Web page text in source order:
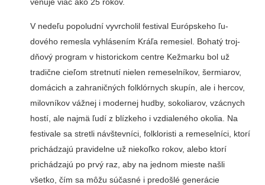
ve­nuje viac ako 25 rokov.
V nedeľu popoludní vyvr­cholil festival Európskeho ľu­
dového remesla vyhlásením Kráľa remesiel. Bohatý troj­
dňový program v historic­kom centre Kežmarku bol už
tradične cieľom stretnutí nie­len remeselníkov, šermiarov,
domácich a zahraničných folklórnych skupín, ale i her­cov,
milovníkov vážnej i mo­dernej hudby, sokoliarov, vzácnych
hostí, ale najmä ľudí z blízkeho i vzdialeného okolia. Na
festivale sa stretli návštevníci, folkloristi a re­meselníci, ktorí
prichádzajú pravidelne už niekoľko ro­kov, alebo ktorí
prichádzajú po prvý raz, aby na jednom mieste našli
všetko, čím sa môžu súčasné i predošlé ge­nerácie